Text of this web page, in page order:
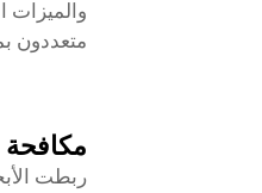
متعددون
مكافحة
ربطت